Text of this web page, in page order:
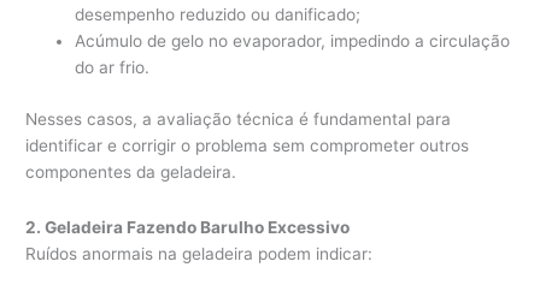
desempenho reduzido ou danificado;
Acúmulo de gelo no evaporador, impedindo a circulação
do ar frio.
Nesses casos, a avaliação técnica é fundamental para
identificar e corrigir o problema sem comprometer outros
componentes da geladeira.
2. Geladeira Fazendo Barulho Excessivo
Ruídos anormais na geladeira podem indicar: